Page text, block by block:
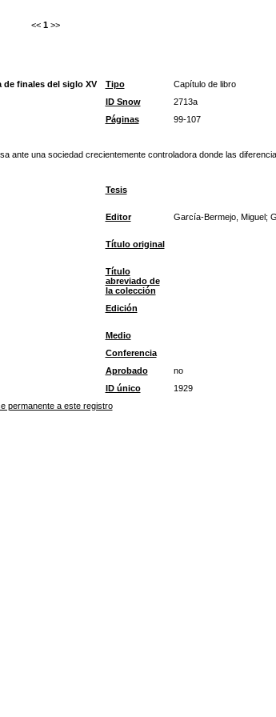
<< 1 >>
finales del siglo XV Tipo
Capítulo de libro
ID Snow
2713a
Páginas
99-107
ante una sociedad crecientemente controladora donde las
Tesis
Editor García-Bermejo, Miguel;
Título original
Título
abreviado de
la colección
Edición
Medio
Conferencia
Aprobado
no
ID único
1929
permanente a este registro